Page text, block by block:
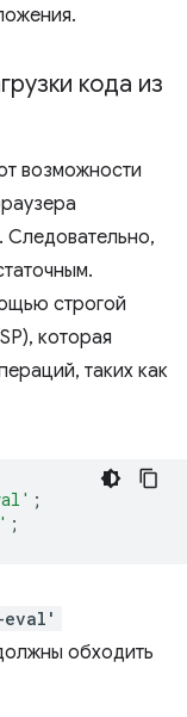
кода из
возможности
Следовательно,
строгой
которая
таких как
;
;
eval'
обходить